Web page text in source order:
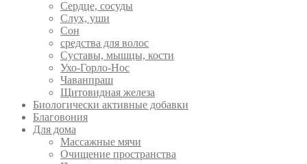
Сердце, сосуды
Слух, уши
Сон
средства для волос
Суставы, мышцы, кости
Ухо-Горло-Нос
Чаванпраш
Щитовидная железа
Биологически активные добавки
Благовония
Для дома
Массажные мячи
Очищение пространства